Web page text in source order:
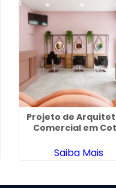
Projeto de
Comercial em
Saiba Mais